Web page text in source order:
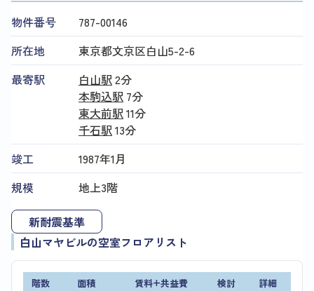
物件番号
787​-​00146
所在地
東京都文京区白山5-2-6
最寄駅
白山駅2分
本駒込駅 7分
東大前駅11分
千石駅13分
竣工
1987年1月
規模
地上3階
新耐震基準
白山マヤビルの空室フロアリスト
階数 面積 賃料+共益費 検討
詳細